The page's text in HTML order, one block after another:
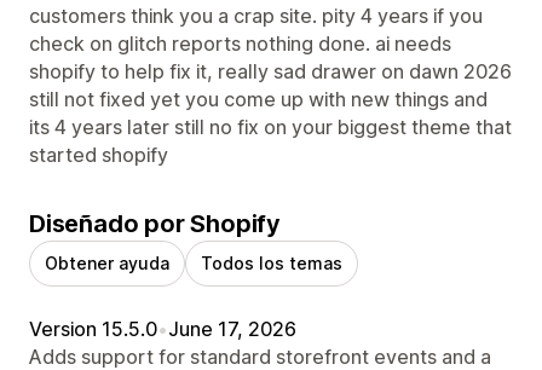
customers think you a crap site. pity 4 years if you
check on glitch reports nothing done. ai needs
shopify to help fix it, really sad drawer on dawn 2026
still not fixed yet you come up with new things and
its 4 years later still no fix on your biggest theme that
started shopify
Diseñado por Shopify
Obtener ayuda Todos los temas
Version 15.5.0•June 17, 2026
Adds support for standard storefront events and a